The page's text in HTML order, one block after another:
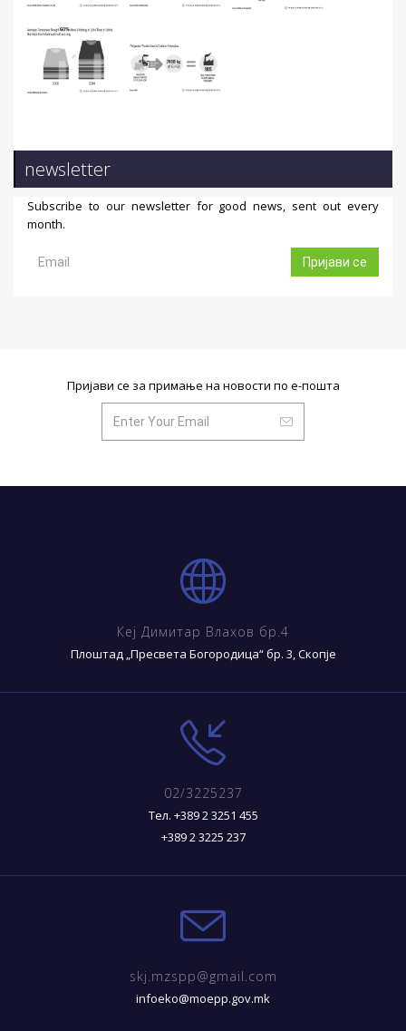
newsletter
Subscribe to our newsletter for good news, sent out every
month.
Пријави се
Пријави се за примање на новости по е-пошта
Кеј Димитар Влахов бр.4
Плоштад „Пресвета Богородица“ бр. 3, Скопје
02/3225237
Тел. +389 2 3251 455
+389 2 3225 237
skj.mzspp@gmail.com
infoeko@moepp.gov.mk